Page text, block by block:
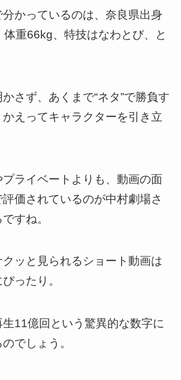
かっているのは、奈良県出身
重66kg、特技はなわとび、と
さず、あくまで“ネタ”で勝負す
えってキャラクターを引き立
ライベートよりも、動画の面
価されているのが中村劇場さ
すね。
ッと見られるショート動画は
ったり。
11億回という驚異的な数字に
でしょう。